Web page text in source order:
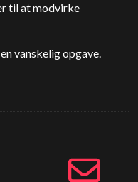
til at modvirke
vanskelig opgave.